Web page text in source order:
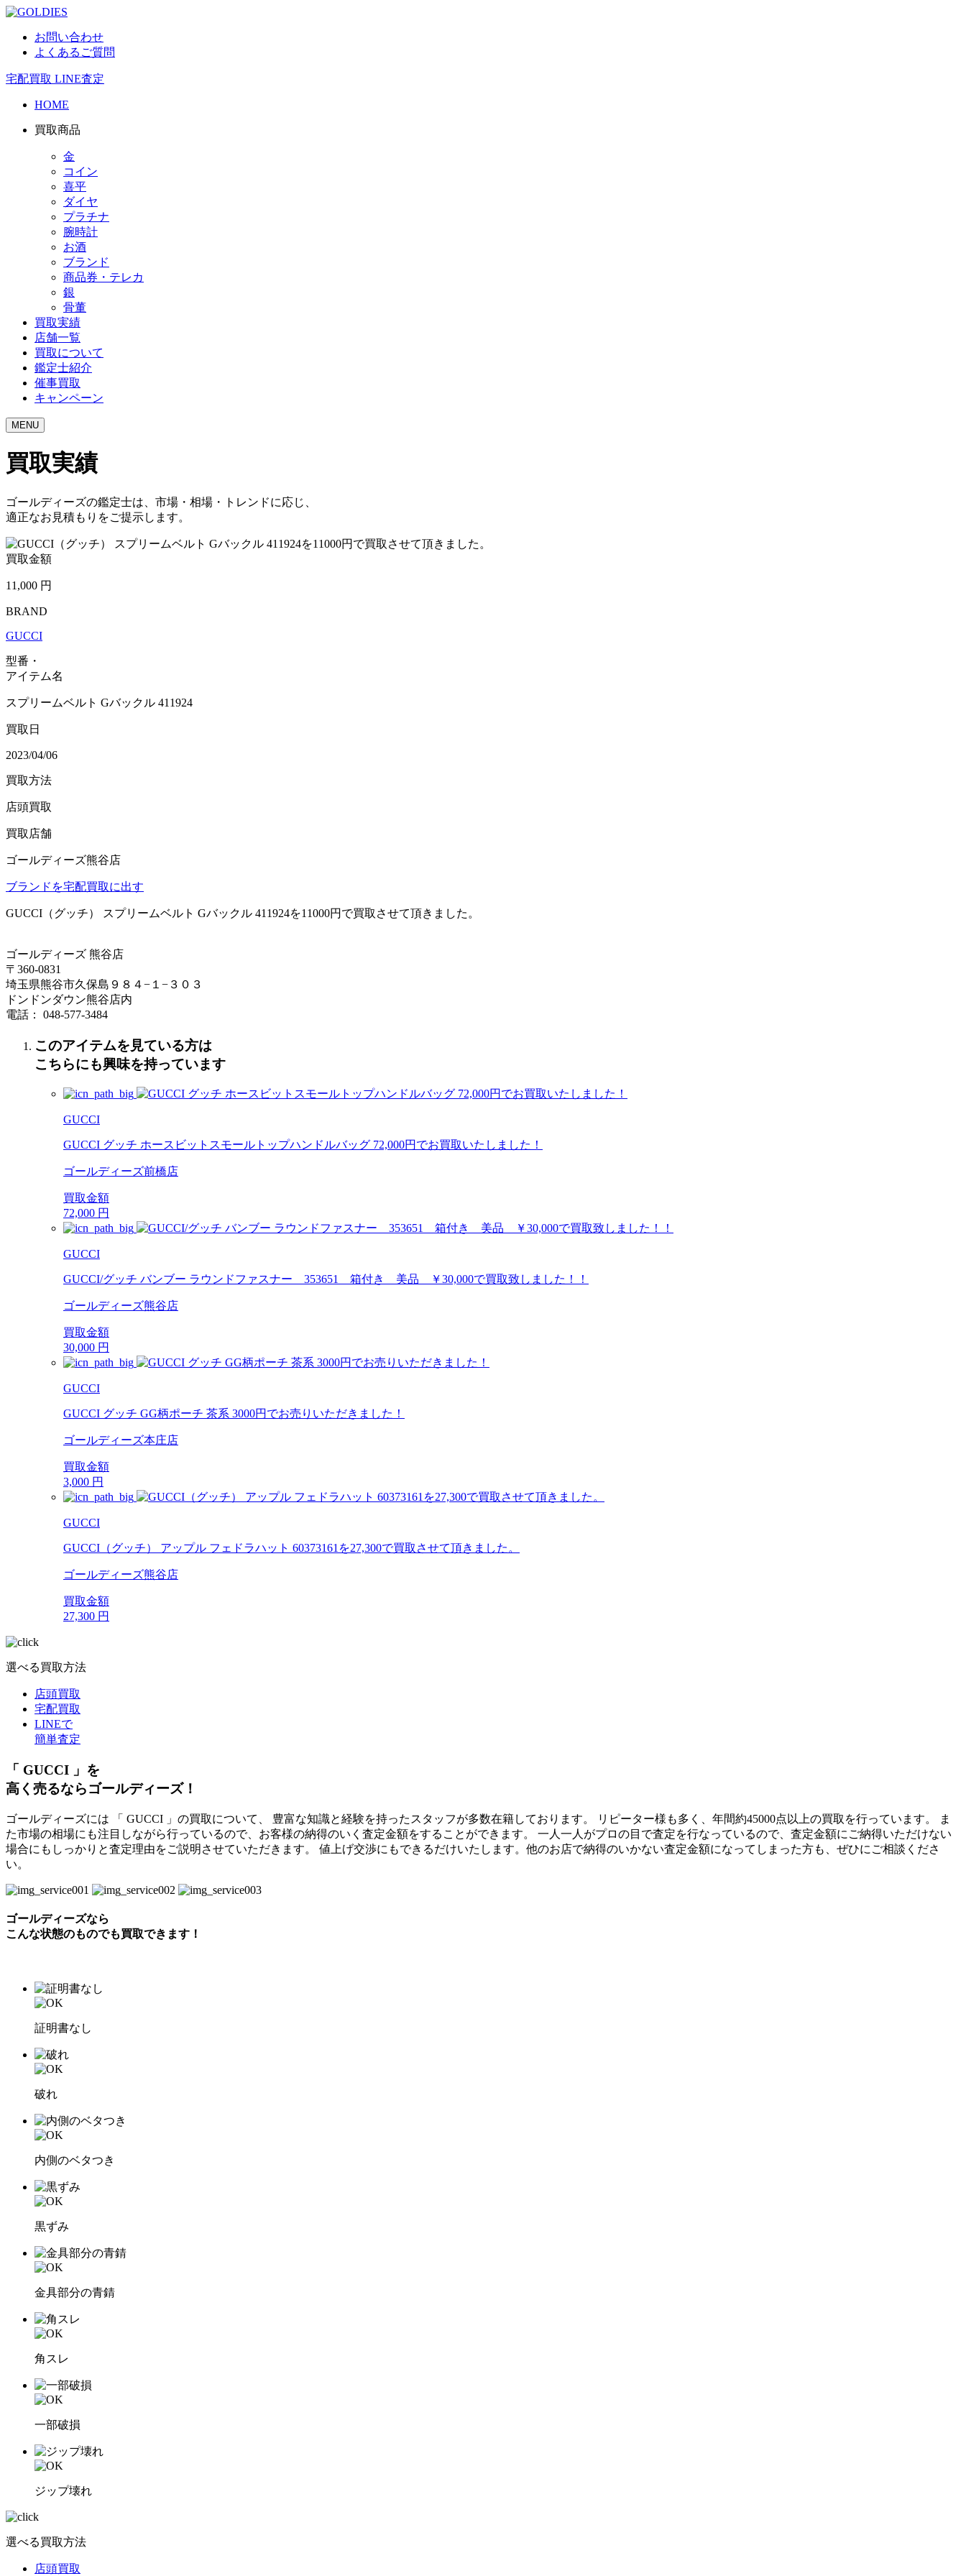
お問い合わせ
よくあるご質問
宅配買取 LINE査定
HOME
買取商品
金
コイン
喜平
ダイヤ
プラチナ
腕時計
お酒
ブランド
商品券・テレカ
銀
骨董
買取実績
店舗一覧
買取について
鑑定士紹介
催事買取
キャンペーン
MENU
買取実績
ゴールディーズの鑑定士は、市場・相場・トレンドに応じ、
適正なお見積もりをご提示します。
買取金額
11,000 円
BRAND
GUCCI
型番・
アイテム名
スプリームベルト Gバックル 411924
買取日
2023/04/06
買取方法
店頭買取
買取店舗
ゴールディーズ熊谷店
ブランドを宅配買取に出す
GUCCI（グッチ） スプリームベルト Gバックル 411924を11000円で買取させて頂きました。
ゴールディーズ 熊谷店
〒360-0831
埼玉県熊谷市久保島９８４−１−３０３
ドンドンダウン熊谷店内
電話： 048-577-3484
このアイテムを見ている方は
こちらにも興味を持っています
GUCCI
GUCCI グッチ ホースビットスモールトップハンドルバッグ 72,000円でお買取いたしました！
ゴールディーズ前橋店
買取金額
72,000 円
GUCCI
GUCCI/グッチ バンブー ラウンドファスナー 353651 箱付き 美品 ￥30,000で買取致しました！！
ゴールディーズ熊谷店
買取金額
30,000 円
GUCCI
GUCCI グッチ GG柄ポーチ 茶系 3000円でお売りいただきました！
ゴールディーズ本庄店
買取金額
3,000 円
GUCCI
GUCCI（グッチ） アップル フェドラハット 60373161を27,300で買取させて頂きました。
ゴールディーズ熊谷店
買取金額
27,300 円
選べる買取方法
店頭買取
宅配買取
LINEで
簡単査定
「 GUCCI 」を
高く売るならゴールディーズ！
ゴールディーズには 「 GUCCI 」の買取について、 豊富な知識と経験を持ったスタッフが多数在籍しております。 リピーター様も多く、年間約45000点以上の買取を行っています。 ま
た市場の相場にも注目しながら行っているので、お客様の納得のいく査定金額をすることができます。 一人一人がプロの目で査定を行なっているので、査定金額にご納得いただけない
場合にもしっかりと査定理由をご説明させていただきます。 値上げ交渉にもできるだけいたします。他のお店で納得のいかない査定金額になってしまった方も、ぜひにご相談くださ
い。
ゴールディーズなら
こんな状態のものでも買取できます！
証明書なし
破れ
内側のベタつき
黒ずみ
金具部分の青錆
角スレ
一部破損
ジップ壊れ
選べる買取方法
店頭買取